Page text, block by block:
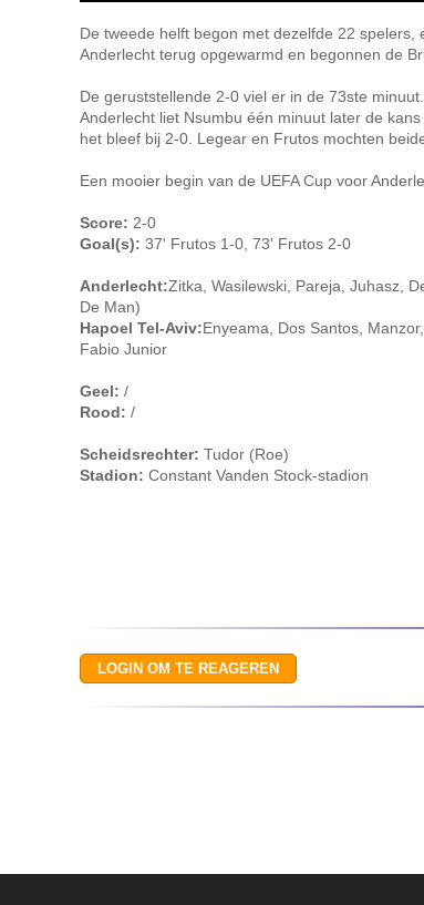
De tweede helft begon met dezelfde 22
Anderlecht terug opgewarmd en begonnen de
De geruststellende 2-0 viel er in de 73ste
Anderlecht liet Nsumbu één minuut later de
het bleef bij 2-0. Legear en Frutos mochten
Een mooier begin van de UEFA Cup voor
Score: 2-0
Goal(s): 37' Frutos 1-0, 73' Frutos 2-0
Anderlecht:Zitka, Wasilewski, Pareja, Juhasz,
De Man)
Hapoel Tel-Aviv:Enyeama, Dos Santos,
Fabio Junior
Geel: /
Rood: /
Scheidsrechter: Tudor (Roe)
Stadion: Constant Vanden Stock-stadion